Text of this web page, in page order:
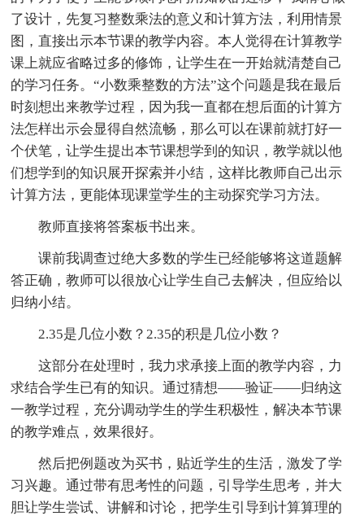
了设计，先复习整数乘法的意义和计算方法，利用情景
图，直接出示本节课的教学内容。本人觉得在计算教学
课上就应省略过多的修饰，让学生在一开始就清楚自己
的学习任务。“小数乘整数的方法”这个问题是我在最后
时刻想出来教学过程，因为我一直都在想后面的计算方
法怎样出示会显得自然流畅，那么可以在课前就打好一
个伏笔，让学生提出本节课想学到的知识，教学就以他
们想学到的知识展开探索并小结，这样比教师自己出示
计算方法，更能体现课堂学生的主动探究学习方法。
教师直接将答案板书出来。
课前我调查过绝大多数的学生已经能够将这道题解
答正确，教师可以很放心让学生自己去解决，但应给以
归纳小结。
2.35是几位小数？2.35的积是几位小数？
这部分在处理时，我力求承接上面的教学内容，力
求结合学生已有的知识。通过猜想——验证——归纳这
一教学过程，充分调动学生的学生积极性，解决本节课
的教学难点，效果很好。
然后把例题改为买书，贴近学生的生活，激发了学
习兴趣。通过带有思考性的问题，引导学生思考，并大
胆让学生尝试、讲解和讨论，把学生引导到计算算理的